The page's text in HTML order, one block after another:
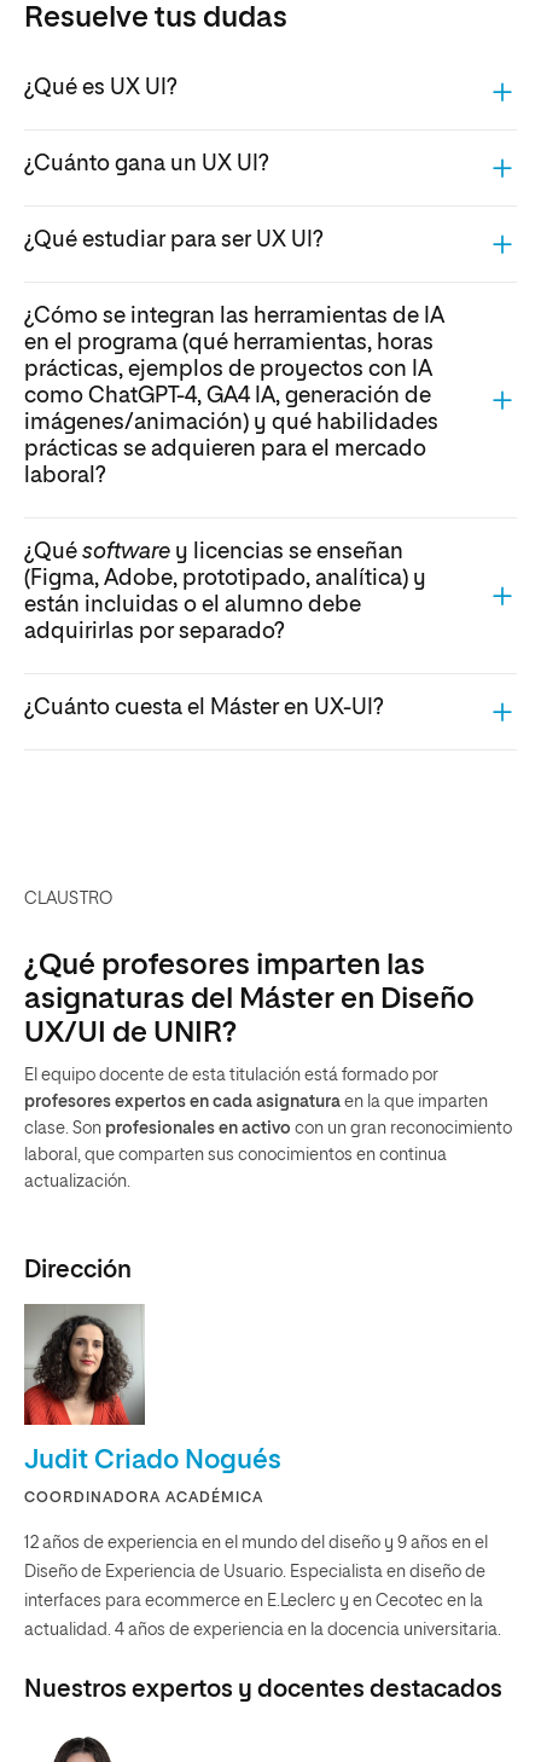
Resuelve tus dudas
¿Qué es UX UI?
¿Cuánto gana un UX UI?
¿Qué estudiar para ser UX UI?
¿Cómo se integran las herramientas de IA
en el programa (qué herramientas, horas
prácticas, ejemplos de proyectos con IA
como ChatGPT-4, GA4 IA, generación de
imágenes/animación) y qué habilidades
prácticas se adquieren para el mercado
laboral?
¿Qué software y licencias se enseñan
(Figma, Adobe, prototipado, analítica) y
están incluidas o el alumno debe
adquirirlas por separado?
¿Cuánto cuesta el Máster en UX-UI?
CLAUSTRO
¿Qué profesores imparten las
asignaturas del Máster en Diseño
UX/UI de UNIR?
El equipo docente de esta titulación está formado por
profesores expertos en cada asignatura en la que imparten
clase. Son profesionales en activo con un gran reconocimiento
laboral, que comparten sus conocimientos en continua
actualización.
Dirección
Judit Criado Nogués
COORDINADORA ACADÉMICA
12 años de experiencia en el mundo del diseño y 9 años en el
Diseño de Experiencia de Usuario. Especialista en diseño de
interfaces para ecommerce en E.Leclerc y en Cecotec en la
actualidad. 4 años de experiencia en la docencia universitaria.
Nuestros expertos y docentes destacados